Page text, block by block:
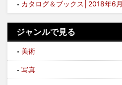
カタログ＆ブックス│2018年6月
ジャンルで見る
美術
写真